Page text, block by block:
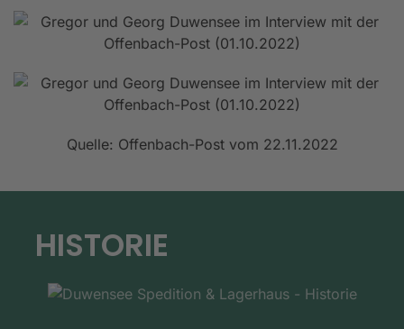
Quelle: Offenbach-Post vom 22.11.2022
HISTORIE